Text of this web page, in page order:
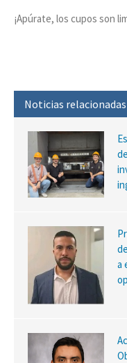
¡Apúrate, los cupos son
Noticias relacionadas
a